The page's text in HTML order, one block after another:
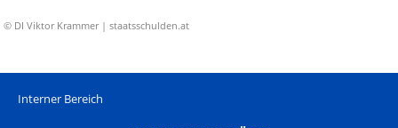
© DI Viktor Krammer | staatsschulden.at
Interner Bereich